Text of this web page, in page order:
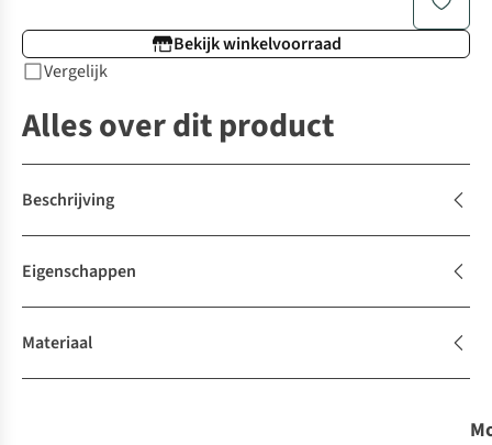
Bekijk winkelvoorraad
Vergelijk
Alles over dit product
Beschrijving
Eigenschappen
Materiaal